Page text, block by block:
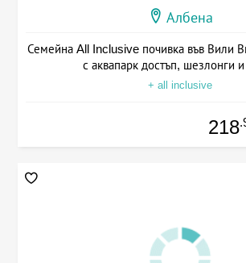
Албена
Семейна All Inclusive почивка във Вили
с аквапарк достъп, шезлонги
+ all inclusive
218